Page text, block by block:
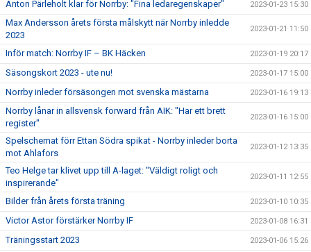
Anton Pärleholt klar för Norrby: "Fina ledaregenskaper" 2023-01-23 15:30
Max Andersson årets första målskytt när Norrby inledde
2023
2023-01-21 11:50
Inför match: Norrby IF – BK Häcken 2023-01-19 20:17
Säsongskort 2023 - ute nu! 2023-01-17 15:00
Norrby inleder försäsongen mot svenska mästarna 2023-01-16 19:13
Norrby lånar in allsvensk forward från AIK: "Har ett brett
register"
2023-01-16 15:00
Spelschemat förr Ettan Södra spikat - Norrby inleder borta
mot Ahlafors
2023-01-12 13:35
Teo Helge tar klivet upp till A-laget: "Väldigt roligt och
inspirerande"
2023-01-11 12:55
Bilder från årets första träning 2023-01-10 10:35
Victor Astor förstärker Norrby IF 2023-01-08 16:31
Träningsstart 2023 2023-01-06 15:26